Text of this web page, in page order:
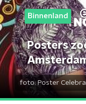
Binnenland
Posters
foto: Poster